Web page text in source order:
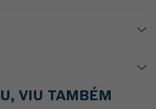
VIU TAMBÉM